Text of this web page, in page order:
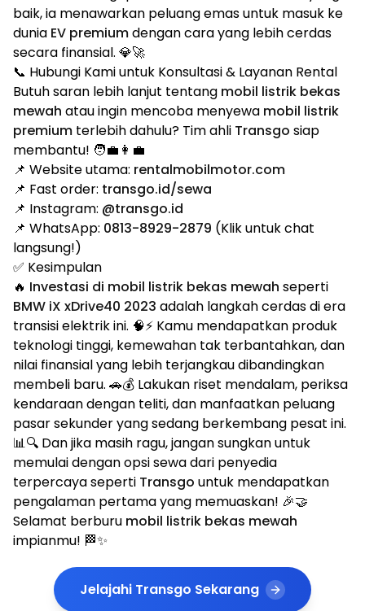
baik, ia menawarkan peluang emas untuk masuk ke
dunia EV premiumdengan cara yang lebih cerdas
secara finansial. 💎🚀
📞 Hubungi Kami untuk Konsultasi & Layanan Rental
Butuh saran lebih lanjut tentang mobil listrik bekas
mewah atau ingin mencoba menyewa mobil listrik
premium terlebih dahulu? Tim ahli Transgo siap
membantu! 🧑‍💼👩‍💼
📌 Website utama: rentalmobilmotor.com
📌 Fast order: transgo.id/sewa
📌 Instagram: @transgo.id
📌 WhatsApp: 0813-8929-2879 (Klik untuk chat
langsung!)
✅ Kesimpulan
🔥 Investasi di mobil listrik bekas mewah seperti
BMW iX xDrive40 2023 adalah langkah cerdas di era
transisi elektrik ini. 🧠⚡ Kamu mendapatkan produk
teknologi tinggi, kemewahan tak terbantahkan, dan
nilai finansial yang lebih terjangkau dibandingkan
membeli baru. 🚗💰 Lakukan riset mendalam, periksa
kendaraan dengan teliti, dan manfaatkan peluang
pasar sekunder yang sedang berkembang pesat ini.
📊🔍 Dan jika masih ragu, jangan sungkan untuk
memulai dengan opsi sewa dari penyedia
terpercaya seperti Transgo untuk mendapatkan
pengalaman pertama yang memuaskan! 🎉🤝
Selamat berburu mobil listrik bekas mewah
impianmu! 🏁✨
Jelajahi Transgo Sekarang